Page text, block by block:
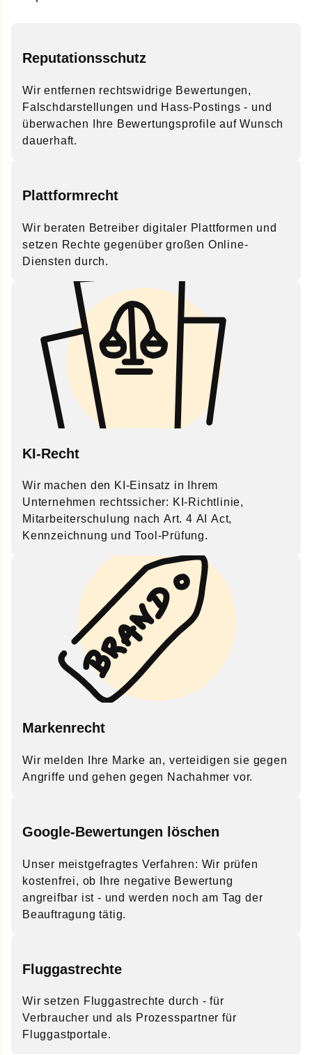
Reputationsschutz
Wir entfernen rechtswidrige Bewertungen,
Falschdarstellungen und Hass-Postings - und
überwachen Ihre Bewertungsprofile auf Wunsch
dauerhaft.
Plattformrecht
Wir beraten Betreiber digitaler Plattformen und
setzen Rechte gegenüber großen Online-
Diensten durch.
KI-Recht
Wir machen den KI-Einsatz in Ihrem
Unternehmen rechtssicher: KI-Richtlinie,
Mitarbeiterschulung nach Art. 4 AI Act,
Kennzeichnung und Tool-Prüfung.
Markenrecht
Wir melden Ihre Marke an, verteidigen sie gegen
Angriffe und gehen gegen Nachahmer vor.
Google-Bewertungen löschen
Unser meistgefragtes Verfahren: Wir prüfen
kostenfrei, ob Ihre negative Bewertung
angreifbar ist - und werden noch am Tag der
Beauftragung tätig.
Fluggastrechte
Wir setzen Fluggastrechte durch - für
Verbraucher und als Prozesspartner für
Fluggastportale.